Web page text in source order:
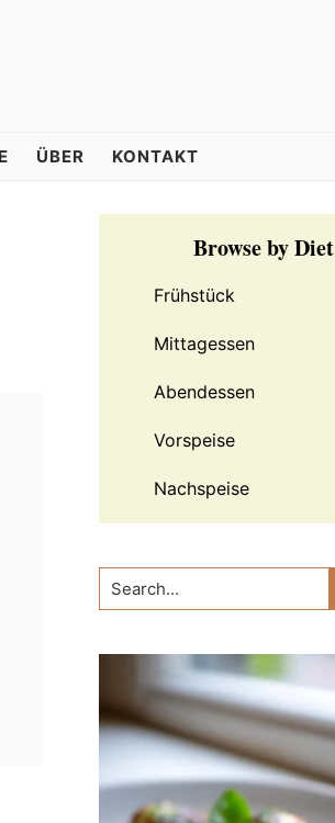
ÜBER KONTAKT
Primary
SidebarBrowse by Diet
Frühstück
Mittagessen
Abendessen
Vorspeise
Nachspeise
Search...